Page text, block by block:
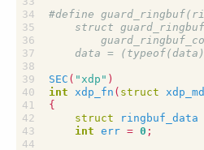
SEC ( "xdp" )
int xdp_fn ( struct xdp_md
{
struct
ringbuf_data
int err = 0 ;